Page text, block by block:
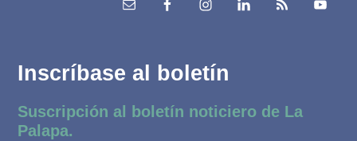
Inscríbase al boletín
Suscripción al boletín noticiero de La
Palapa.